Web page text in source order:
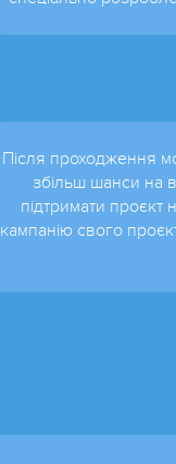
Після проходження
збільш шанси на
підтримати проєкт
кампанію свого